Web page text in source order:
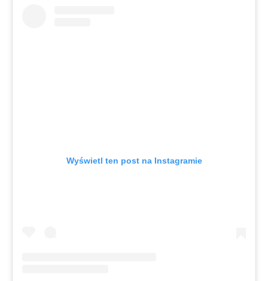
Wyświetl ten post na Instagramie